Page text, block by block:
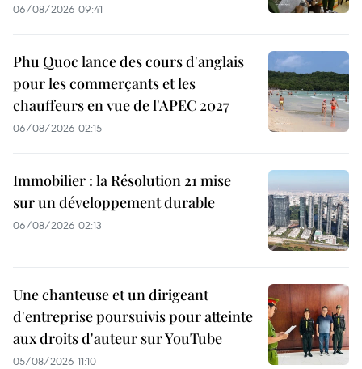
06/08/2026 09:41
Phu Quoc lance des cours d'anglais
pour les commerçants et les
chauffeurs en vue de l'APEC 2027
06/08/2026 02:15
Immobilier : la Résolution 21 mise
sur un développement durable
06/08/2026 02:13
Une chanteuse et un dirigeant
d'entreprise poursuivis pour atteinte
aux droits d'auteur sur YouTube
05/08/2026 11:10